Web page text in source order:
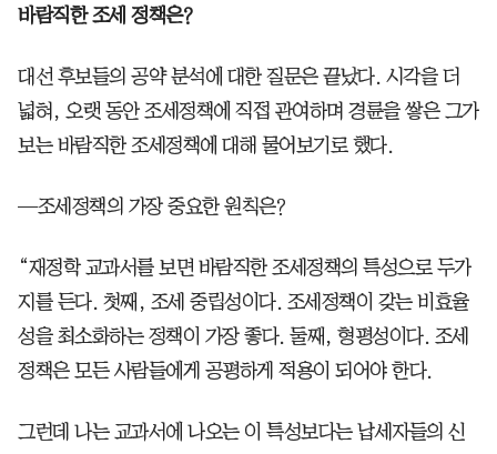
바람직한 조세 정책은?
대선 후보들의 공약 분석에 대한 질문은 끝났다. 시각을 더
넓혀, 오랫 동안 조세정책에 직접 관여하며 경륜을 쌓은 그가
보는 바람직한 조세정책에 대해 물어보기로 했다.
—조세정책의 가장 중요한 원칙은?
“재정학 교과서를 보면 바람직한 조세정책의 특성으로 두가
지를 든다. 첫째, 조세 중립성이다. 조세정책이 갖는 비효율
성을 최소화하는 정책이 가장 좋다. 둘째, 형평성이다. 조세
정책은 모든 사람들에게 공평하게 적용이 되어야 한다.
그런데 나는 교과서에 나오는 이 특성보다는 납세자들의 신